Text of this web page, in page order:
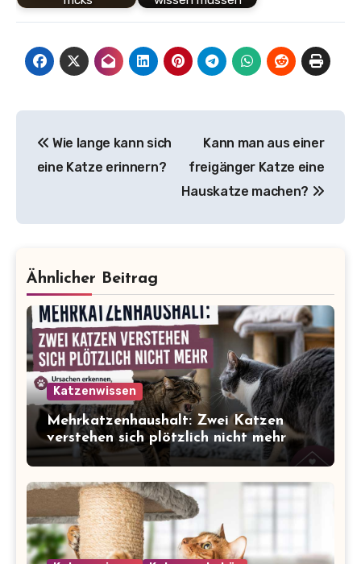
Wie lange kann sich
eine Katze erinnern?
Kann man aus einer
freigänger Katze eine
Hauskatze machen?
Ähnlicher Beitrag
Katzenwissen
Mehrkatzenhaushalt: Zwei Katzen
verstehen sich plötzlich nicht mehr